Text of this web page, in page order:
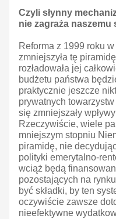
Czyli słynny
nie zagraża
Reforma z 1999 roku
zmniejszyła tę
rozładowała jej
budżetu państwa
praktycznie jeszcze
prywatnych
się zmniejszały
Rzeczywiście, wiele
mniejszym stopniu
piramidę, nie
polityki emerytalno-
wciąż będą
pozostających na
być składki, by ten
oczywiście zawsze
nieefektywne